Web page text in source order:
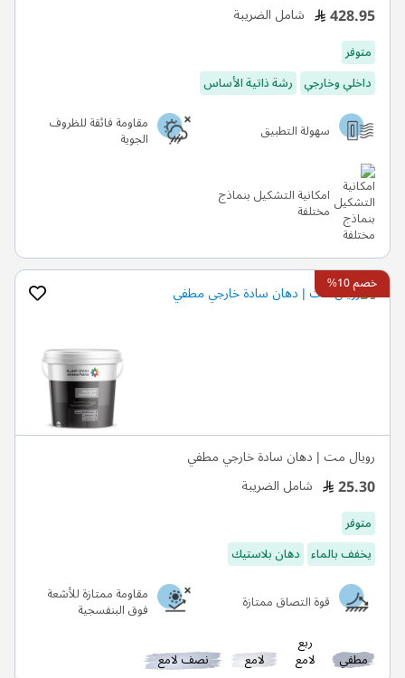
428.95 شامل الضريبة
متوفر
داخلي وخارجي رشة ذاتية الأساس
سهولة التطبيق
مقاومة فائقة للظروف
الجوية
امكانية التشكيل بنماذج
مختلفة
خصم 10%
رويال مت | دهان سادة خارجي مطفي
25.30 شامل الضريبة
متوفر
يخفف بالماء دهان بلاستيك
قوة التصاق ممتازة
مقاومة ممتازة للأشعة
فوق البنفسجية
مطفي
ربع
لامع لامع نصف لامع